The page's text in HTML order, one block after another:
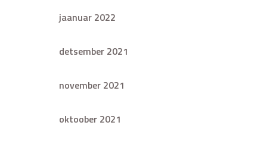
jaanuar 2022
detsember 2021
november 2021
oktoober 2021